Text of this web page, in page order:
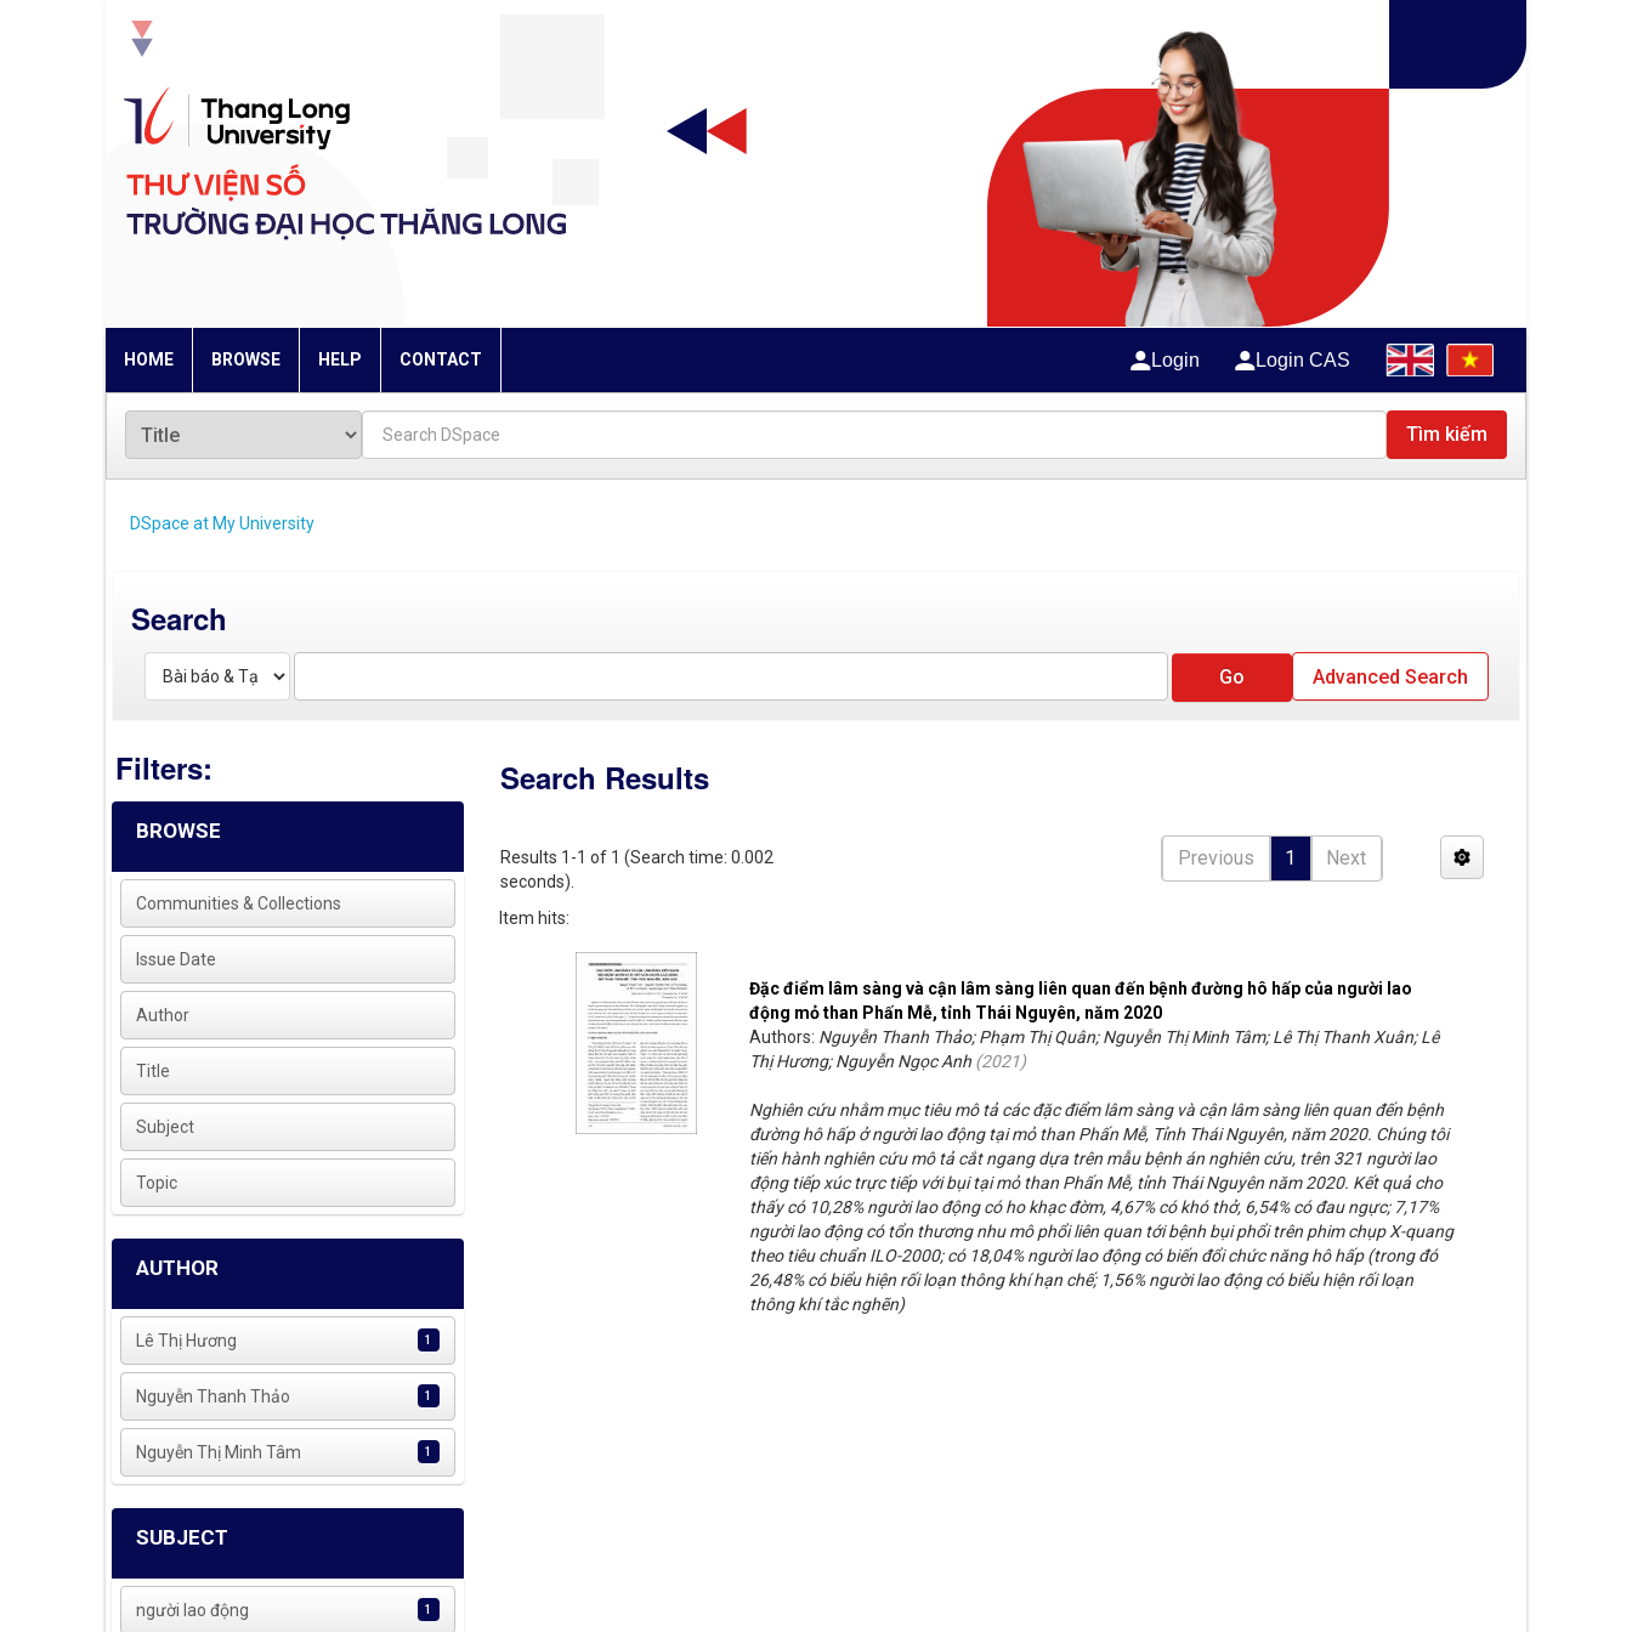
HOME BROWSE HELP CONTACT Login Login CAS
Tìm kiếm
DSpace at My University
Search
Advanced Search
Filters:
BROWSE
Communities & Collections
Issue Date
Author
Title
Subject
Topic
AUTHOR
Lê Thị Hương 1
Nguyễn Thanh Thảo 1
Nguyễn Thị Minh Tâm 1
SUBJECT
người lao động 1
Search Results
Results 1-1 of 1 (Search time: 0.002
seconds).
Previous 1 Next
Item hits:
Đặc điểm lâm sàng và cận lâm sàng liên quan đến bệnh đường hô hấp của người lao
động mỏ than Phấn Mễ, tỉnh Thái Nguyên, năm 2020
Authors: Nguyễn Thanh Thảo; Phạm Thị Quân; Nguyễn Thị Minh Tâm; Lê Thị Thanh Xuân; Lê
Thị Hương; Nguyễn Ngọc Anh (2021)
Nghiên cứu nhằm mục tiêu mô tả các đặc điểm lâm sàng và cận lâm sàng liên quan đến bệnh
đường hô hấp ở người lao động tại mỏ than Phấn Mễ, Tỉnh Thái Nguyên, năm 2020. Chúng tôi
tiến hành nghiên cứu mô tả cắt ngang dựa trên mẫu bệnh án nghiên cứu, trên 321 người lao
động tiếp xúc trực tiếp với bụi tại mỏ than Phấn Mễ, tỉnh Thái Nguyên năm 2020. Kết quả cho
thấy có 10,28% người lao động có ho khạc đờm, 4,67% có khó thở, 6,54% có đau ngực; 7,17%
người lao động có tổn thương nhu mô phổi liên quan tới bệnh bụi phổi trên phim chụp X-quang
theo tiêu chuẩn ILO-2000; có 18,04% người lao động có biến đổi chức năng hô hấp (trong đó
26,48% có biểu hiện rối loạn thông khí hạn chế; 1,56% người lao động có biểu hiện rối loạn
thông khí tắc nghẽn)